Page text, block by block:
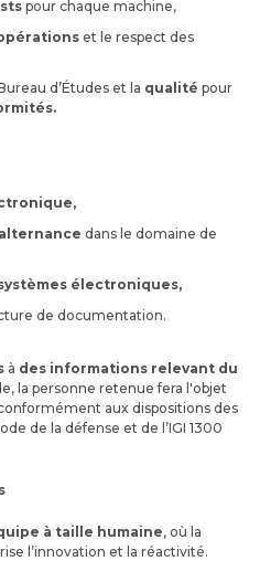
pour chaque machine,
et le respect des
d’Études et la qualité pour
dans le domaine de
électroniques,
de documentation.
à des informations relevant du
la personne retenue fera l'objet
aux dispositions des
de la défense et de l’IGI 1300
à taille humaine, où la
l’innovation et la réactivité.